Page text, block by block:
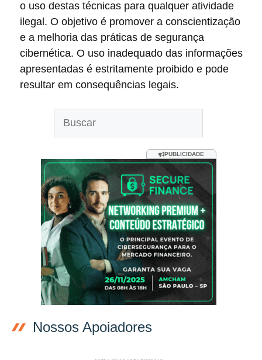
o uso destas técnicas para qualquer atividade
ilegal. O objetivo é promover a conscientização
e a melhoria das práticas de segurança
cibernética. O uso inadequado das informações
apresentadas é estritamente proibido e pode
resultar em consequências legais.
PUBLICIDADE
Nossos Apoiadores